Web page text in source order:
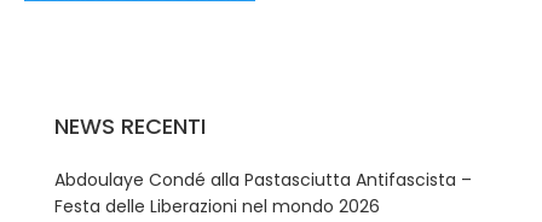
NEWS RECENTI
Abdoulaye Condé alla Pastasciutta Antifascista –
Festa delle Liberazioni nel mondo 2026